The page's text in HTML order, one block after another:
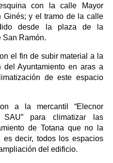
con la calle Mayor
y el tramo de la calle
desde la plaza de la
San Ramón.
el fin de subir material a la
Ayuntamiento en aras a
de este espacio
a la mercantil “Elecnor
para climatizar las
de Totana que no la
es decir, todos los espacios
del edificio.